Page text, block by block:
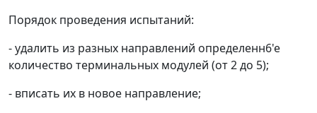
Порядок проведения испытаний:
- удалить из разных направлений определенн6'е
количество терминальных модулей (от 2 до 5);
- вписать их в новое направление;